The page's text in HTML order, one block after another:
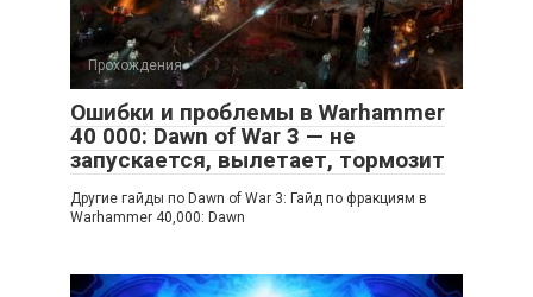
Прохождения
Ошибки и проблемы в Warhammer
40 000: Dawn of War 3 — не
запускается, вылетает, тормозит
Другие гайды по Dawn of War 3: Гайд по фракциям в
Warhammer 40,000: Dawn